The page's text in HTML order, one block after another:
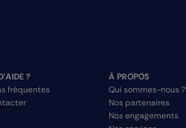
?
fréquentes
À PROPOS
Qui sommes-nous ?
Nos partenaires
Nos engagements